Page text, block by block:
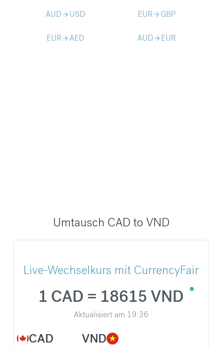
AUDarrow_forward USD EURarrow_forward GBP
EURarrow_forwardAED AUDarrow_forward EUR
Umtausch CAD to VND
Live-Wechselkurs mit CurrencyFair
CAD
1 CAD = 18615 VND
Aktualisiert am 19:36
VND